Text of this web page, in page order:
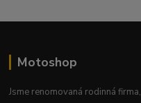
Motoshop
Jsme renomovaná rodinná firma,